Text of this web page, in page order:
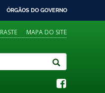
ÓRGÃOS DO GOVERNO
MAPA DO SITE